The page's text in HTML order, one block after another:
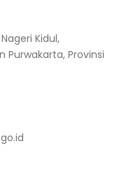
Kidul,
Purwakarta, Provinsi